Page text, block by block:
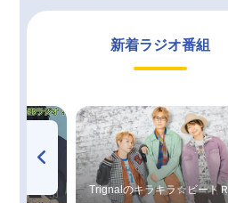
新着ラジオ番組
Trignalのキラキラ☆ビートＲ